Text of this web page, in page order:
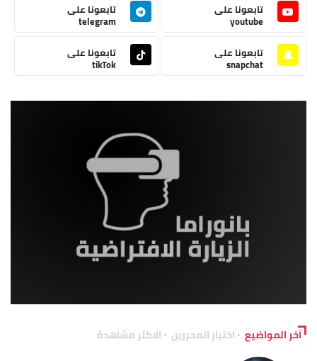
تابعونا على
youtube
تابعونا على
telegram
تابعونا على
snapchat
تابعونا على
tikTok
آخر المواضيع اختيار المحررين الاكثر مشاهدة